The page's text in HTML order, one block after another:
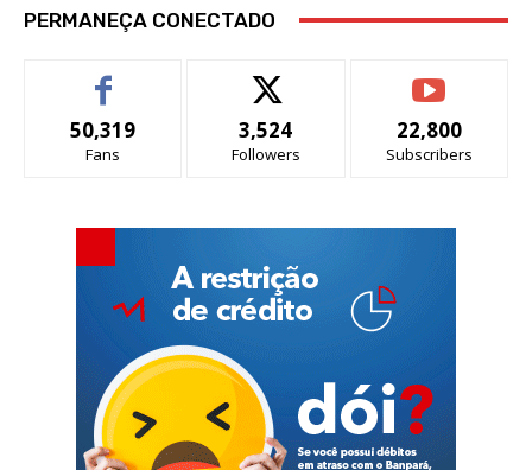
PERMANEÇA CONECTADO
50,319
Fans
3,524
Followers
22,800
Subscribers